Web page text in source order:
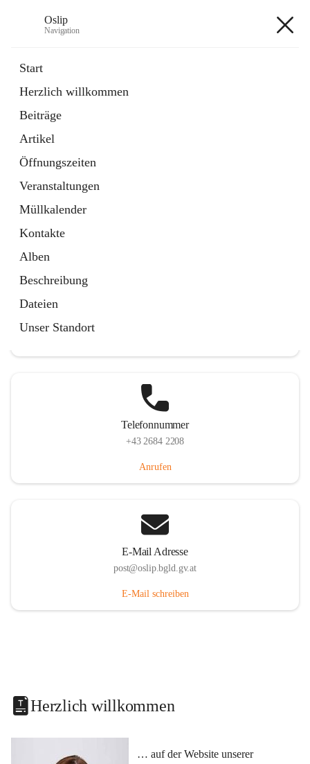
Oslip
Navigation
Start
Herzlich willkommen
Beiträge
Artikel
Öffnungszeiten
Veranstaltungen
Müllkalender
Kontakte
Alben
Beschreibung
Dateien
Unser Standort
Externe Webseite
in
Tab
Bundeskanzleramt Österreich
Externe Webseite
öffnet
in
neuem
Tab
Telefonnummer
+43 2684 2208
Anrufen
E-Mail Adresse
post@oslip.bgld.gv.at
E-Mail schreiben
Herzlich willkommen
… auf der Website unserer